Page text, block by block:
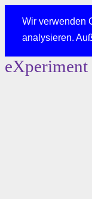
Wir verwenden
analysieren.
eXperiment